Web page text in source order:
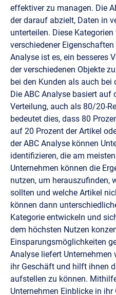
effektiver zu managen. Die
der darauf abzielt, Daten in
unterteilen. Diese
verschiedener
Analyse ist es, ein besseres
der verschiedenen Objekte
bei den Kunden als auch
Die ABC Analyse basiert auf
Verteilung, auch als 80/20-
bedeutet dies, dass 80
auf 20 Prozent der Artikel
der ABC Analyse können
identifizieren, die am
Unternehmen können die
nutzen, um herauszufinden,
sollten und welche Artikel
können dann
Kategorie entwickeln und
dem höchsten Nutzen
Einsparungsmöglichkeiten
Analyse liefert
ihr Geschäft und hilft ihnen
aufstellen zu können.
Unternehmen Einblicke in